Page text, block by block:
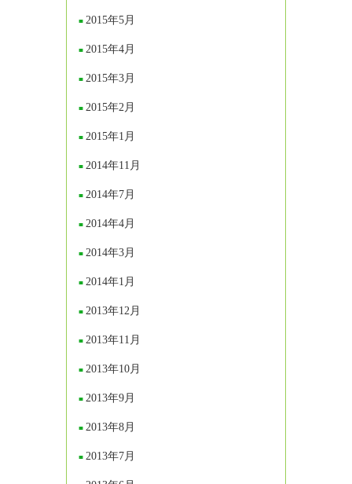
2015年5月
2015年4月
2015年3月
2015年2月
2015年1月
2014年11月
2014年7月
2014年4月
2014年3月
2014年1月
2013年12月
2013年11月
2013年10月
2013年9月
2013年8月
2013年7月